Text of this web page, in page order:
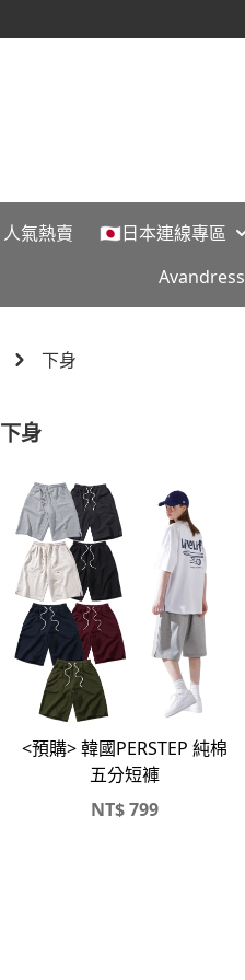
人氣熱賣 🇯🇵日本連線專區
Avandress
下身
下身
<預購> 韓國PERSTEP 純棉
五分短褲
NT$799